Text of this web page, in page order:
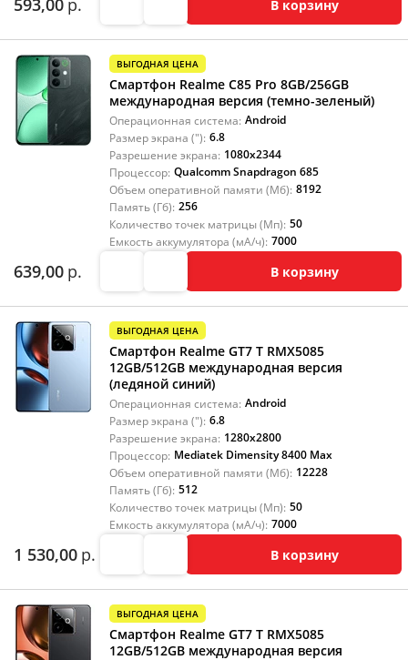
593,00 р. В корзину
ВЫГОДНАЯ ЦЕНА
Смартфон Realme C85 Pro 8GB/256GB
международная версия (темно-зеленый)
Операционная система: Android
Размер экрана ("): 6.8
Разрешение экрана: 1080x2344
Процессор: Qualcomm Snapdragon 685
Объем оперативной памяти (Мб): 8192
Память (Гб): 256
Количество точек матрицы (Мп): 50
Емкость аккумулятора (мА/ч): 7000
639,00 р. В корзину
ВЫГОДНАЯ ЦЕНА
Смартфон Realme GT7 T RMX5085
12GB/512GB международная версия
(ледяной синий)
Операционная система: Android
Размер экрана ("): 6.8
Разрешение экрана: 1280x2800
Процессор: Mediatek Dimensity 8400 Max
Объем оперативной памяти (Мб): 12228
Память (Гб): 512
Количество точек матрицы (Мп): 50
Емкость аккумулятора (мА/ч): 7000
1 530,00 р. В корзину
ВЫГОДНАЯ ЦЕНА
Смартфон Realme GT7 T RMX5085
12GB/512GB международная версия